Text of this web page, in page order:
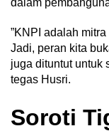
dalam
‎”KNPI adalah
Jadi, peran kita
juga dituntut untuk
tegas Husri.
Soroti